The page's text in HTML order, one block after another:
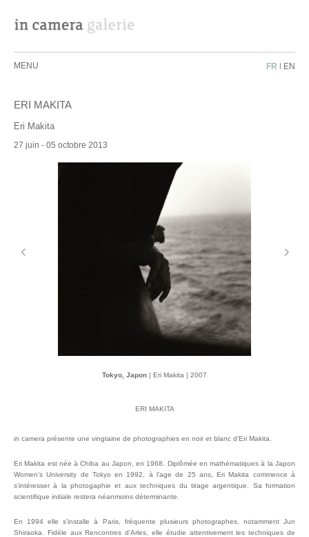
MENU FR | EN
ERI MAKITA
Eri Makita
27 juin - 05 octobre 2013
Chiba, Japon| Eri Makita | 2006
Tokyo, Japon | Eri Makita | 2007
Chiba, Japon| Eri Makita | 2007
Chiba, Japon| Eri Makita | 2006
Tokyo, Japon | Eri Makita | 2007
ERI MAKITA
in camera présente une vingtaine de photographies en noir et blanc d’Eri Makita.
Eri Makita est née à Chiba au Japon, en 1968. Diplômée en mathématiques à la Japon
Women’s University de Tokyo en 1992, à l’age de 25 ans, Eri Makita commence à
s’intéresser à la photogaphie et aux techniques du tirage argentique. Sa formation
scientifique initiale restera néanmoins déterminante.
En 1994 elle s’installe à Paris, fréquente plusieurs photographes, notamment Jun
Shiraoka. Fidèle aux Rencontres d’Arles, elle étudie attentivement les techniques de